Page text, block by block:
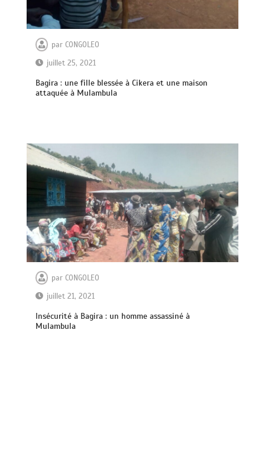
parCONGOLEO
juillet 25, 2021
Bagira : une fille blessée à Cikera et une maison
attaquée à Mulambula
parCONGOLEO
juillet 21, 2021
Insécurité à Bagira : un homme assassiné à
Mulambula